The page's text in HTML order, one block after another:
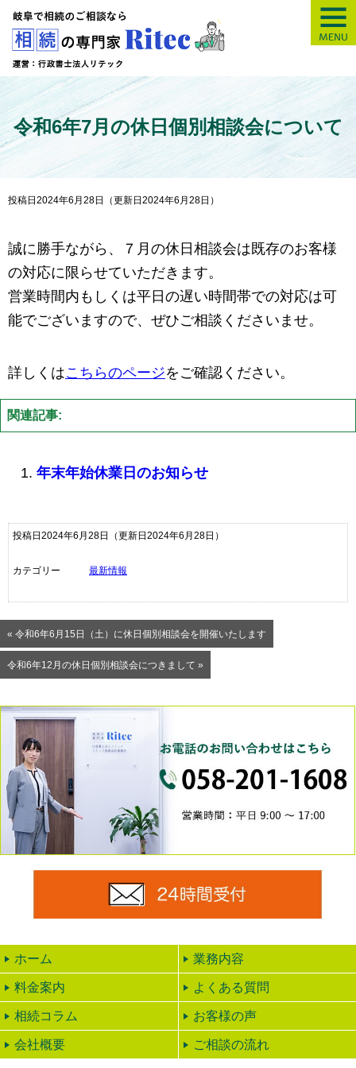
【岐阜】相続の
令和6年7月の休日個別相談会について
投稿日2024年6月28日 （更新日2024年6月28日）
誠に勝手ながら、７月の休日相談会は既存のお客様
の対応に限らせていただきます。
営業時間内もしくは平日の遅い時間帯での対応は可
能でございますので、ぜひご相談くださいませ。
詳しくはこちらのページをご確認ください。
関連記事:
年末年始休業日のお知らせ
投稿日2024年6月28日 （更新日2024年6月28日）
カテゴリー 最新情報
« 令和6年6月15日（土）に休日個別相談会を開催いたします
令和6年12月の休日個別相談会につきまして »
ホーム 業務内容
料金案内 よくある質問
相続コラム お客様の声
会社概要 ご相談の流れ